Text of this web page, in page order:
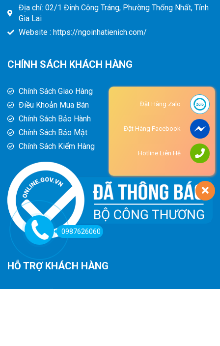
Địa chỉ: 02/1 Đinh Công Tráng, Phường Thống Nhất, Tỉnh
Gia Lai
Website : https://ngoinhatienich.com/
CHÍNH SÁCH KHÁCH HÀNG
Chính Sách Giao Hàng
Điều Khoản Mua Bán
Chính Sách Bảo Hành
Chính Sách Bảo Mật
Chính Sách Kiểm Hàng
HỖ TRỢ KHÁCH HÀNG
0987626060
Đặt Hàng Zalo
Đặt Hàng Facebook
Hotline Liên Hệ